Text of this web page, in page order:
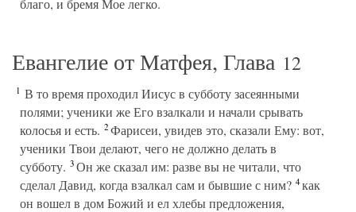
благо, и бремя Мое легко.
Евангелие от Матфея, Глава 12
1 В то время проходил Иисус в субботу засеянными
полями; ученики же Его взалкали и начали срывать
колосья и есть. 2Фарисеи, увидев это, сказали Ему: вот,
ученики Твои делают, чего не должно делать в
субботу. 3Он же сказал им: разве вы не читали, что
сделал Давид, когда взалкал сам и бывшие с ним? 4как
он вошел в дом Божий и ел хлебы предложения,